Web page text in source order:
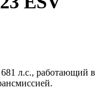
л.с., работающий в